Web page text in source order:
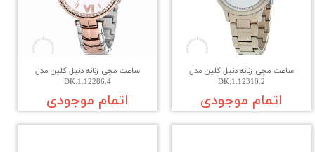
ساعت مچی زنانه دنیل کلین مدل
DK.1.12310.2
اتمام موجودی
ساعت مچی زنانه دنیل کلین مدل
DK.1.12286.4
اتمام موجودی